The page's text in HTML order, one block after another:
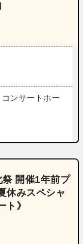
ンサートホー
開催1年前プ
休みスペシャ
ト》